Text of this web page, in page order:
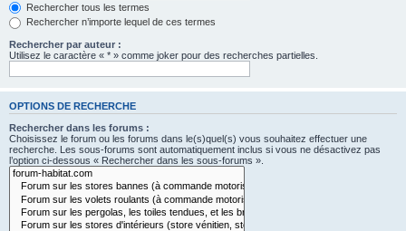
Rechercher tous les termes
Rechercher n’importe lequel de ces termes
Rechercher par auteur :
Utilisez le caractère « * » comme joker pour des recherches partielles.
OPTIONS DE RECHERCHE
Rechercher dans les forums :
Choisissez le forum ou les forums dans le(s)quel(s) vous souhaitez effectuer une
recherche. Les sous-forums sont automatiquement inclus si vous ne désactivez pas
l’option ci-dessous « Rechercher dans les sous-forums ».